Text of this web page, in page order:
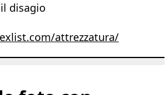
disagio
attrezzatura/